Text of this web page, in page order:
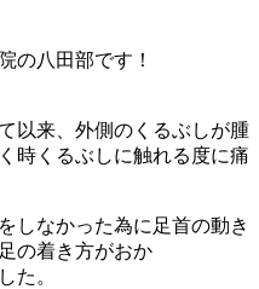
の八田部です！
以来、外側のくるぶしが腫
時くるぶしに触れる度に痛
しなかった為に足首の動き
の着き方がおか
た。